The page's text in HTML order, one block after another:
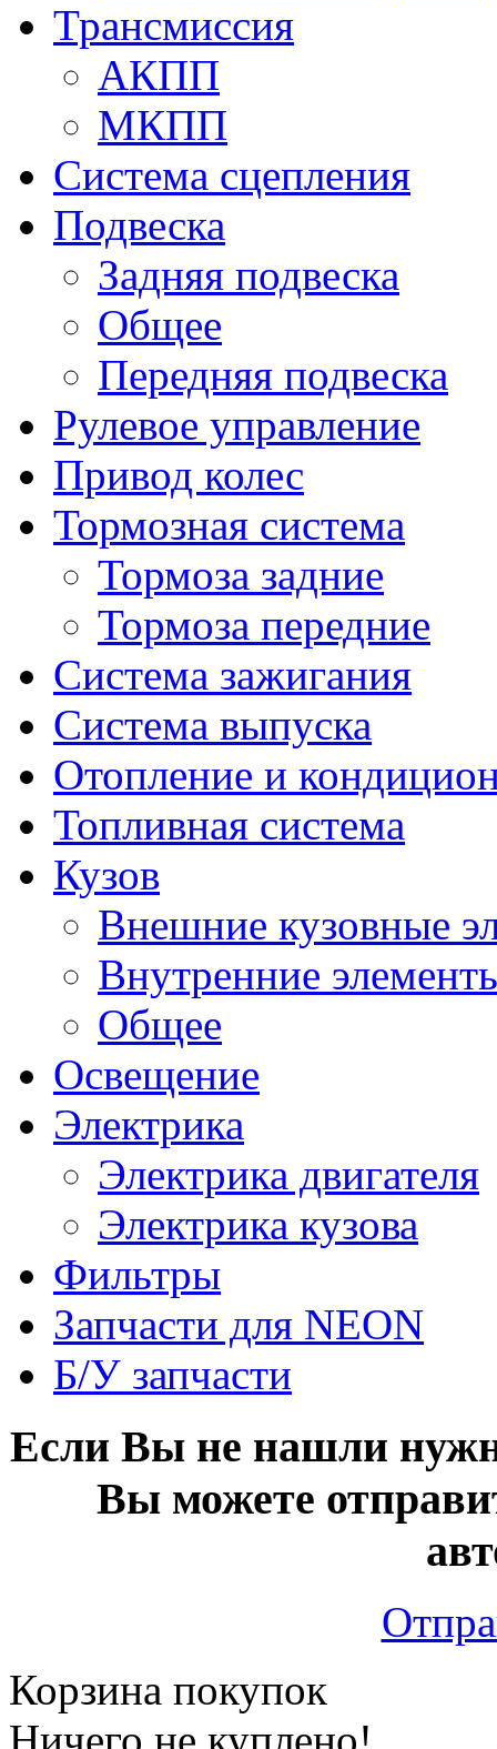
Трансмиссия
АКПП
МКПП
Система сцепления
Подвеска
Задняя подвеска
Общее
Передняя подвеска
Рулевое управление
Привод колес
Тормозная система
Тормоза задние
Тормоза передние
Система зажигания
Система выпуска
Отопление и
Топливная система
Кузов
Внешние кузовные
Внутренние
Общее
Освещение
Электрика
Электрика двигателя
Электрика кузова
Фильтры
Запчасти для NEON
Б/У запчасти
Если Вы не нашли
Вы можете
Корзина покупок